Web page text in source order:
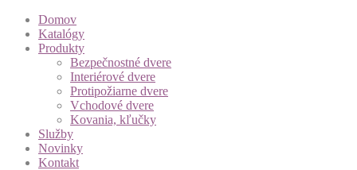
Domov
Katalógy
Produkty
Bezpečnostné dvere
Interiérové dvere
Protipožiarne dvere
Vchodové dvere
Kovania, kľučky
Služby
Novinky
Kontakt